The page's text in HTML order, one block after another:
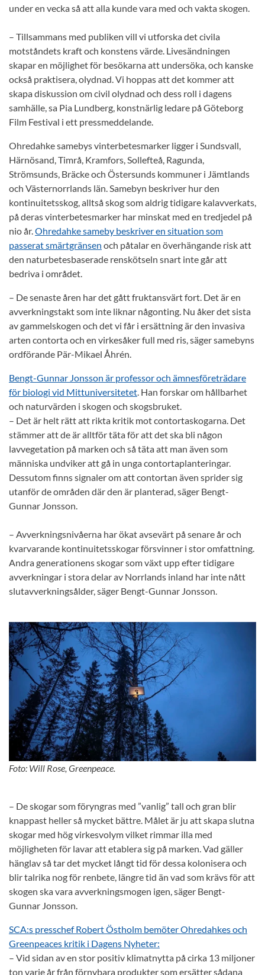
under en vecka så att alla kunde vara med och vakta skogen.
– Tillsammans med publiken vill vi utforska det civila
motståndets kraft och konstens värde. Livesändningen
skapar en möjlighet för besökarna att undersöka, och kanske
också praktisera, olydnad. Vi hoppas att det kommer att
skapa diskussion om civil olydnad och dess roll i dagens
samhälle, sa Pia Lundberg, konstnärlig ledare på Göteborg
Film Festival i ett pressmeddelande.
Ohredahke samebys vinterbetesmarker ligger i Sundsvall,
Härnösand, Timrå, Kramfors, Sollefteå, Ragunda,
Strömsunds, Bräcke och Östersunds kommuner i Jämtlands
och Västernorrlands län. Samebyn beskriver hur den
kontinuitetsskog, alltså skog som aldrig tidigare kalavverkats,
på deras vinterbetesmarker har minskat med en tredjedel på
nio år. Ohredahke sameby beskriver en situation som
passerat smärtgränsen och påtalar en överhängande risk att
den naturbetesbaserade renskötseln snart inte går att
bedriva i området.
– De senaste åren har det gått fruktansvärt fort. Det är en
avverkningstakt som inte liknar någonting. Nu åker det sista
av gammelskogen och det vi får i ersättning är den invasiva
arten contorta och en virkesåker full med ris, säger samebyns
ordförande Pär-Mikael Åhrén.
Bengt-Gunnar Jonsson är professor och ämnesföreträdare
för biologi vid Mittuniversitetet . Han forskar om hållbarhet
och naturvärden i skogen och skogsbruket.
– Det är helt rätt att rikta kritik mot contortaskogarna. Det
stämmer att de är alltför täta för att det ska bli någon
lavvegetation på marken och så täta att man även som
människa undviker att gå in unga contortaplanteringar.
Dessutom finns signaler om att contortan även sprider sig
utanför de områden där den är planterad, säger Bengt-
Gunnar Jonsson.
– Avverkningsnivåerna har ökat avsevärt på senare år och
kvarvarande kontinuitetsskogar försvinner i stor omfattning.
Andra generationens skogar som växt upp efter tidigare
avverkningar i stora delar av Norrlands inland har inte nått
slutavverkningsålder, säger Bengt-Gunnar Jonsson.
Foto: Will Rose, Greenpeace.
– De skogar som föryngras med ”vanlig” tall och gran blir
knappast heller så mycket bättre. Målet är ju att skapa slutna
skogar med hög virkesvolym vilket rimmar illa med
möjligheten för lavar att etablera sig på marken. Vad gäller
hänglav så tar det mycket långt tid för dessa kolonisera och
blir talrika nog för renbete, längre tid än vad som krävs för att
skogen ska vara avverkningsmogen igen, säger Bengt-
Gunnar Jonsson.
SCA:s presschef Robert Östholm bemöter Ohredahkes och
Greenpeaces kritik i Dagens Nyheter:
– Vid sidan av en stor positiv klimatnytta på cirka 13 miljoner
ton varje år från förnybara produkter som ersätter sådana